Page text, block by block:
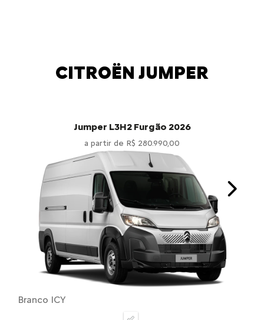
CITROËN JUMPER
Jumper L3H2 Furgão 2026
a partir de R$ 280.990,00
Branco ICY
Next